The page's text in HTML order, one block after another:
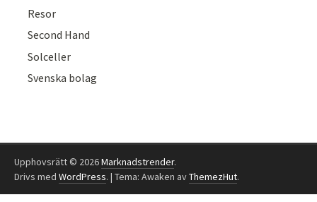
Resor
Second Hand
Solceller
Svenska bolag
Upphovsrätt © 2026Marknadstrender.
Drivs med WordPress. | Tema: Awaken avThemezHut.